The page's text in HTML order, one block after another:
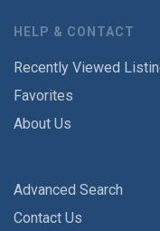
HELP & CONTACT
Recently Viewed
Favorites
About Us
Advanced Search
Contact Us